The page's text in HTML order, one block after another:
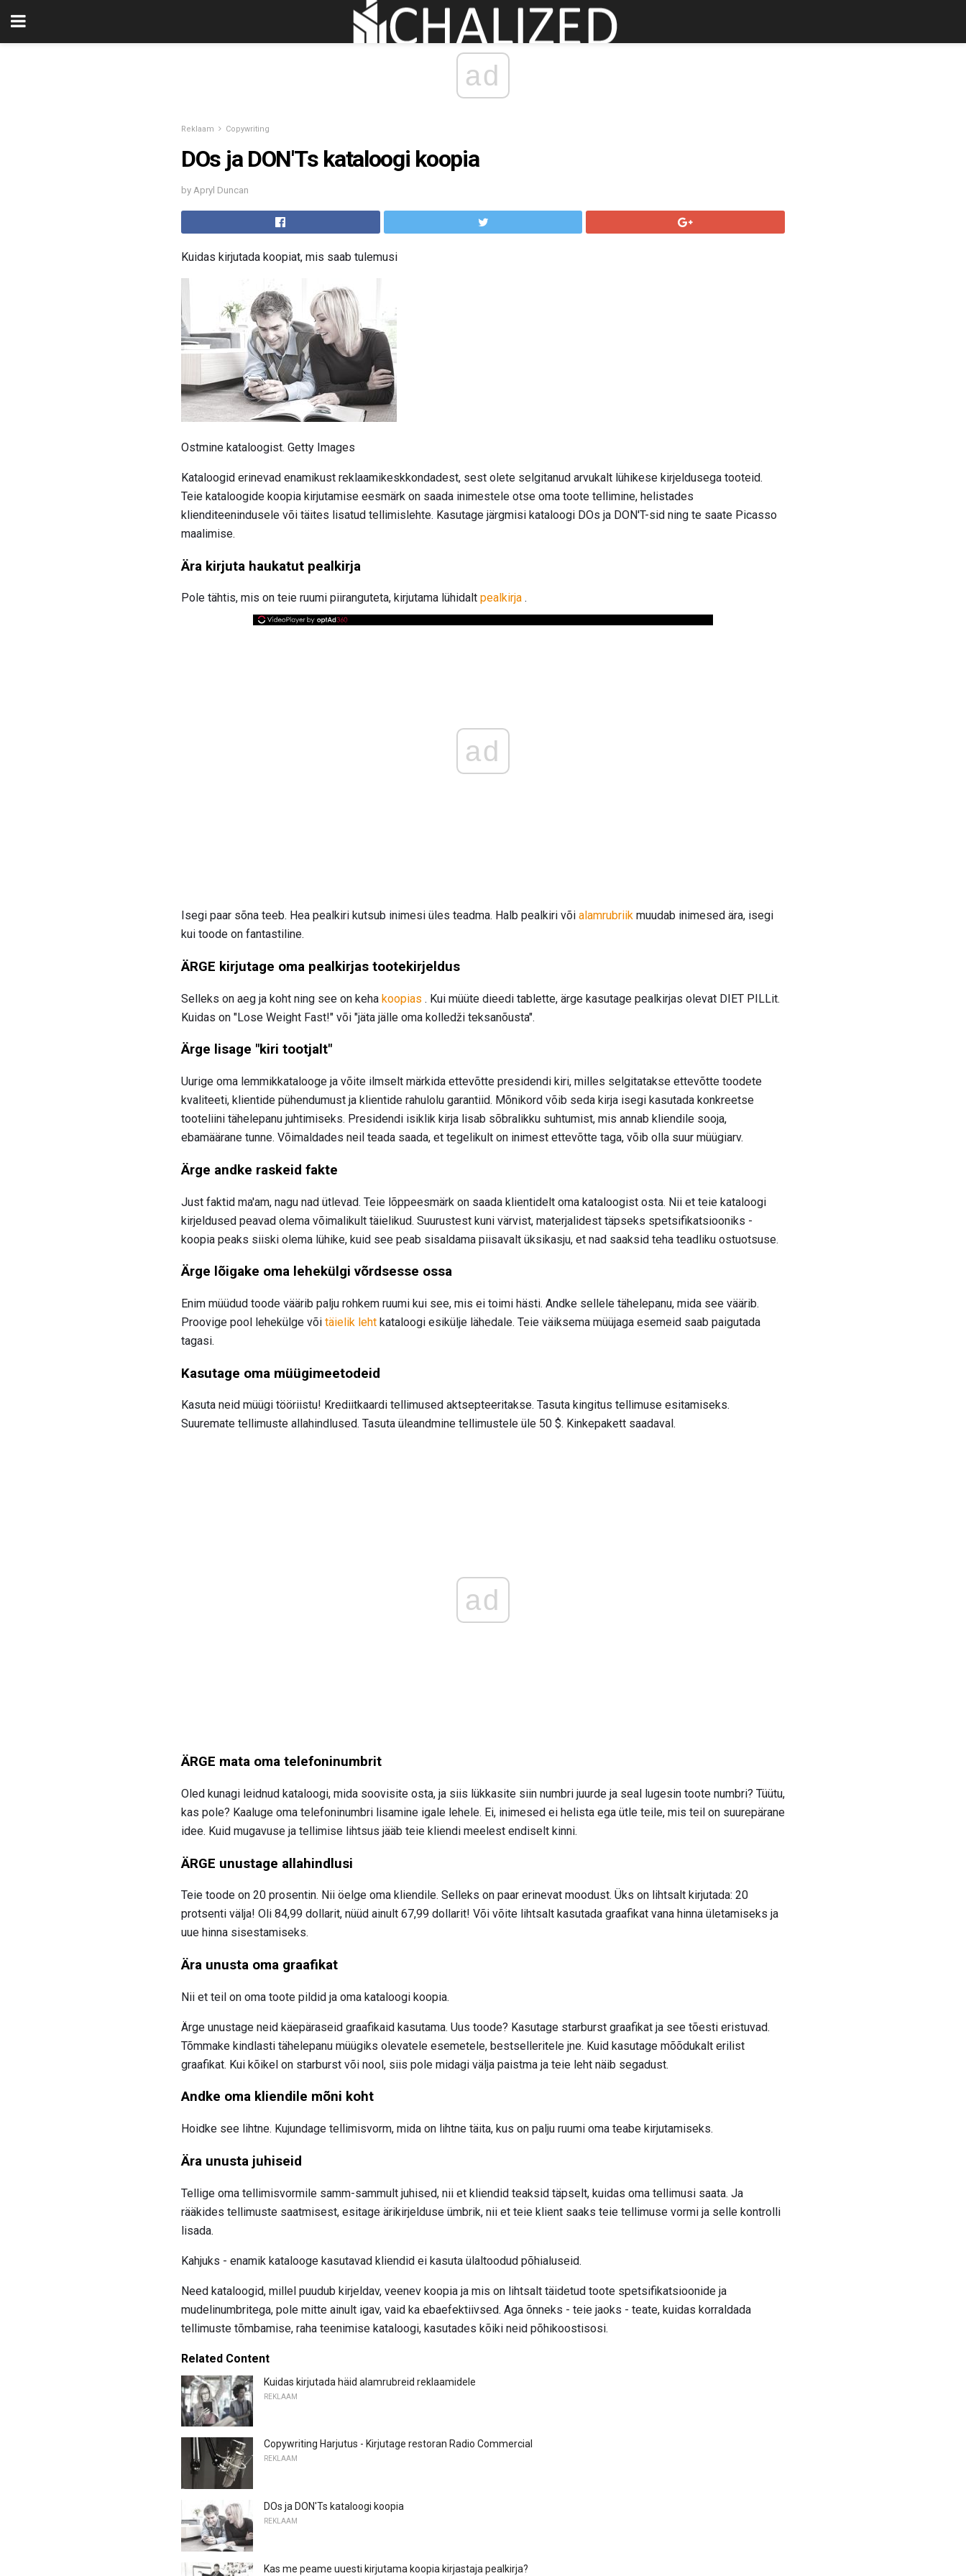
ad
Reklaam Copywriting
DOs ja DON'Ts kataloogi koopia
by Apryl Duncan
Kuidas kirjutada koopiat, mis saab tulemusi
Ostmine kataloogist. Getty Images
Kataloogid erinevad enamikust reklaamikeskkondadest, sest olete selgitanud arvukalt lühikese kirjeldusega tooteid.
Teie kataloogide koopia kirjutamise eesmärk on saada inimestele otse oma toote tellimine, helistades
klienditeenindusele või täites lisatud tellimislehte. Kasutage järgmisi kataloogi DOs ja DON'T-sid ning te saate Picasso
maalimise.
Ära kirjuta haukatut pealkirja
Pole tähtis, mis on teie ruumi piiranguteta, kirjutama lühidalt pealkirja .
ad
Isegi paar sõna teeb. Hea pealkiri kutsub inimesi üles teadma. Halb pealkiri või alamrubriik muudab inimesed ära, isegi
kui toode on fantastiline.
ÄRGE kirjutage oma pealkirjas tootekirjeldus
Selleks on aeg ja koht ning see on keha koopias . Kui müüte dieedi tablette, ärge kasutage pealkirjas olevat DIET PILLit.
Kuidas on "Lose Weight Fast!" või "jäta jälle oma kolledži teksanõusta".
Ärge lisage "kiri tootjalt"
Uurige oma lemmikkatalooge ja võite ilmselt märkida ettevõtte presidendi kiri, milles selgitatakse ettevõtte toodete
kvaliteeti, klientide pühendumust ja klientide rahulolu garantiid. Mõnikord võib seda kirja isegi kasutada konkreetse
tooteliini tähelepanu juhtimiseks. Presidendi isiklik kirja lisab sõbralikku suhtumist, mis annab kliendile sooja,
ebamäärane tunne. Võimaldades neil teada saada, et tegelikult on inimest ettevõtte taga, võib olla suur müügiarv.
Ärge andke raskeid fakte
Just faktid ma'am, nagu nad ütlevad. Teie lõppeesmärk on saada klientidelt oma kataloogist osta. Nii et teie kataloogi
kirjeldused peavad olema võimalikult täielikud. Suurustest kuni värvist, materjalidest täpseks spetsifikatsiooniks -
koopia peaks siiski olema lühike, kuid see peab sisaldama piisavalt üksikasju, et nad saaksid teha teadliku ostuotsuse.
Ärge lõigake oma lehekülgi võrdsesse ossa
Enim müüdud toode väärib palju rohkem ruumi kui see, mis ei toimi hästi. Andke sellele tähelepanu, mida see väärib.
Proovige pool lehekülge või täielik leht kataloogi esikülje lähedale. Teie väiksema müüjaga esemeid saab paigutada
tagasi.
Kasutage oma müügimeetodeid
Kasuta neid müügi tööriistu! Krediitkaardi tellimused aktsepteeritakse. Tasuta kingitus tellimuse esitamiseks.
Suuremate tellimuste allahindlused. Tasuta üleandmine tellimustele üle 50 $. Kinkepakett saadaval.
ad
ÄRGE mata oma telefoninumbrit
Oled kunagi leidnud kataloogi, mida soovisite osta, ja siis lükkasite siin numbri juurde ja seal lugesin toote numbri? Tüütu,
kas pole? Kaaluge oma telefoninumbri lisamine igale lehele. Ei, inimesed ei helista ega ütle teile, mis teil on suurepärane
idee. Kuid mugavuse ja tellimise lihtsus jääb teie kliendi meelest endiselt kinni.
ÄRGE unustage allahindlusi
Teie toode on 20 prosentin. Nii öelge oma kliendile. Selleks on paar erinevat moodust. Üks on lihtsalt kirjutada: 20
protsenti välja! Oli 84,99 dollarit, nüüd ainult 67,99 dollarit! Või võite lihtsalt kasutada graafikat vana hinna ületamiseks ja
uue hinna sisestamiseks.
Ära unusta oma graafikat
Nii et teil on oma toote pildid ja oma kataloogi koopia.
Ärge unustage neid käepäraseid graafikaid kasutama. Uus toode? Kasutage starburst graafikat ja see tõesti eristuvad.
Tõmmake kindlasti tähelepanu müügiks olevatele esemetele, bestselleritele jne. Kuid kasutage mõõdukalt erilist
graafikat. Kui kõikel on starburst või nool, siis pole midagi välja paistma ja teie leht näib segadust.
Andke oma kliendile mõni koht
Hoidke see lihtne. Kujundage tellimisvorm, mida on lihtne täita, kus on palju ruumi oma teabe kirjutamiseks.
Ära unusta juhiseid
Tellige oma tellimisvormile samm-sammult juhised, nii et kliendid teaksid täpselt, kuidas oma tellimusi saata. Ja
rääkides tellimuste saatmisest, esitage ärikirjelduse ümbrik, nii et teie klient saaks teie tellimuse vormi ja selle kontrolli
lisada.
Kahjuks - enamik katalooge kasutavad kliendid ei kasuta ülaltoodud põhialuseid.
Need kataloogid, millel puudub kirjeldav, veenev koopia ja mis on lihtsalt täidetud toote spetsifikatsioonide ja
mudelinumbritega, pole mitte ainult igav, vaid ka ebaefektiivsed. Aga õnneks - teie jaoks - teate, kuidas korraldada
tellimuste tõmbamise, raha teenimise kataloogi, kasutades kõiki neid põhikoostisosi.
Related Content
Kuidas kirjutada häid alamrubreid reklaamidele
REKLAAM
Copywriting Harjutus - Kirjutage restoran Radio Commercial
REKLAAM
DOs ja DON'Ts kataloogi koopia
REKLAAM
Kas me peame uuesti kirjutama koopia kirjastaja pealkirja?